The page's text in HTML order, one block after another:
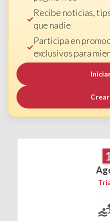
Recibe noticias,
que nadie
Participa en
exclusivos para